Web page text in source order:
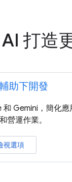
打造
助下開發
和 Gemini，簡化應
營運作業。
視選項